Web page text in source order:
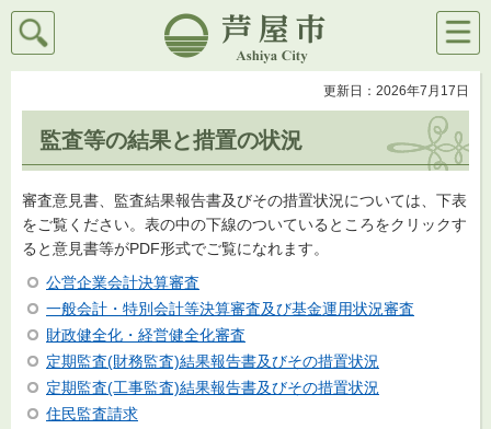
芦屋市
検索
メニ
ュー
更新日：2026年7月17日
監査等の結果と措置の状況
審査意見書、監査結果報告書及びその措置状況については、下表
をご覧ください。表の中の下線のついているところをクリックす
ると意見書等がPDF形式でご覧になれます。
公営企業会計決算審査
一般会計・特別会計等決算審査及び基金運用状況審査
財政健全化・経営健全化審査
定期監査(財務監査)結果報告書及びその措置状況
定期監査(工事監査)結果報告書及びその措置状況
住民監査請求